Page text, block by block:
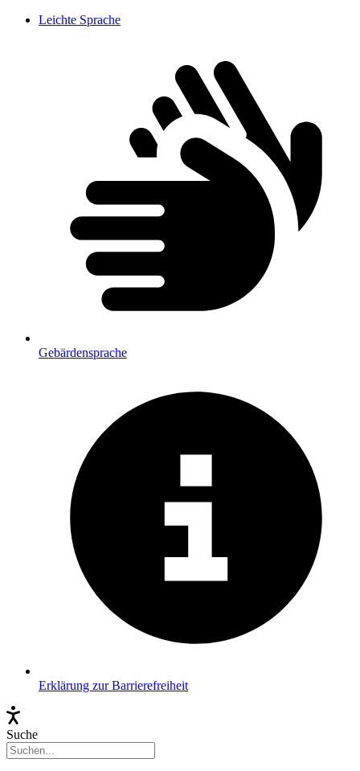
Leichte Sprache
Gebärdensprache
Erklärung zur Barrierefreiheit
Suche